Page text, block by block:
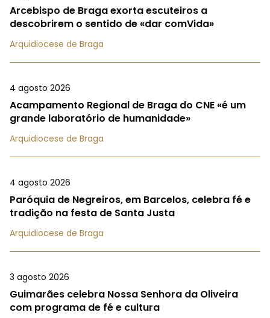
Arcebispo de Braga exorta escuteiros a
descobrirem o sentido de «dar comVida»
Arquidiocese de Braga
4 agosto 2026
Acampamento Regional de Braga do CNE «é um
grande laboratório de humanidade»
Arquidiocese de Braga
4 agosto 2026
Paróquia de Negreiros, em Barcelos, celebra fé e
tradição na festa de Santa Justa
Arquidiocese de Braga
3 agosto 2026
Guimarães celebra Nossa Senhora da Oliveira
com programa de fé e cultura